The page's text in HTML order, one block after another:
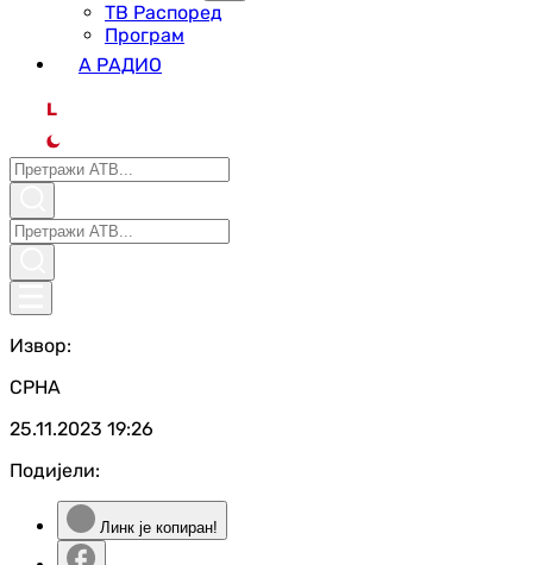
ТВ Распоред
Програм
А РАДИО
L
Извор:
СРНА
25.11.2023 19:26
Подијели:
Линк је копиран!